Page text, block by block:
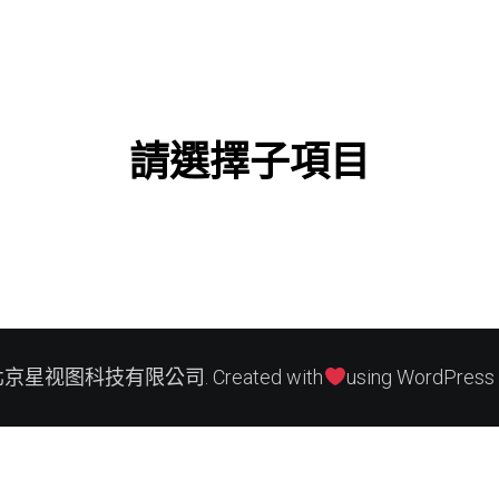
請選擇子項目
星视图科技有限公司. Created with using WordPress